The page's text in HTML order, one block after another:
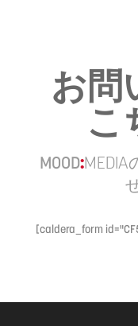
お問
こ
MOOD:MEDIA
[caldera_form